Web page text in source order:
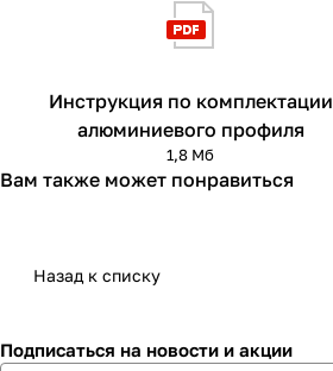
Инструкция по комплектации
алюминиевого профиля
1,8 Мб
Вам также может понравиться
Назад к списку
Подписаться на новости и акции